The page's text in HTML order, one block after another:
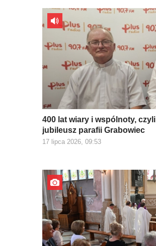
400 lat wiary i wspólnoty, czyli
jubileusz parafii Grabowiec
17 lipca 2026, 09:53